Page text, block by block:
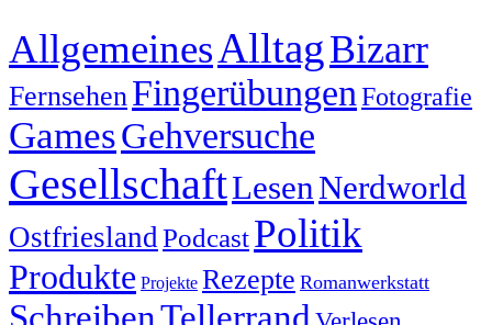
AllgemeinesAlltagBizarr
FernsehenFingerübungenFotografie
GamesGehversuche
GesellschaftLesenNerdworld
OstfrieslandPodcastPolitik
Produkte Projekte Rezepte Romanwerkstatt